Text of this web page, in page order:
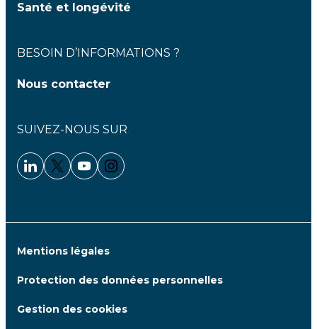
Santé et longévité
BESOIN D’INFORMATIONS ?
Nous contacter
SUIVEZ-NOUS SUR
Linkedin - Clariane
Twitter - Clariane
Youtube - Clariane
Instagram - Clariane
Mentions légales
Protection des données personnelles
Gestion des cookies